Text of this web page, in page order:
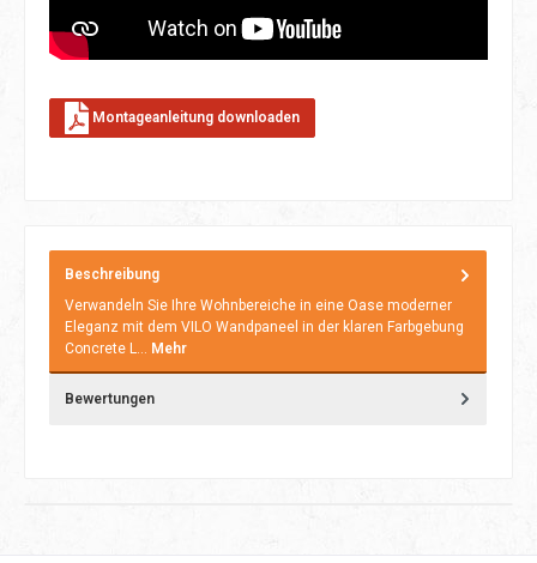
Montageanleitung downloaden
Beschreibung
Verwandeln Sie Ihre Wohnbereiche in eine Oase moderner
Eleganz mit dem VILO Wandpaneel in der klaren Farbgebung
Concrete L… Mehr
Bewertungen